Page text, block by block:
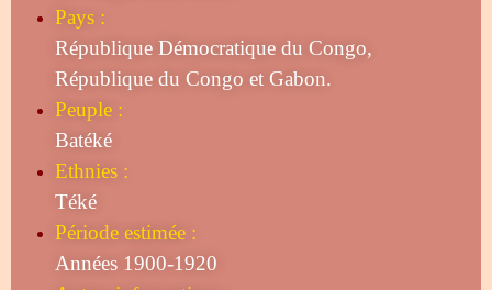
Pays :
République Démocratique du Congo,
République du Congo et Gabon.
Peuple :
Batéké
Ethnies :
Téké
Période estimée :
Années 1900-1920